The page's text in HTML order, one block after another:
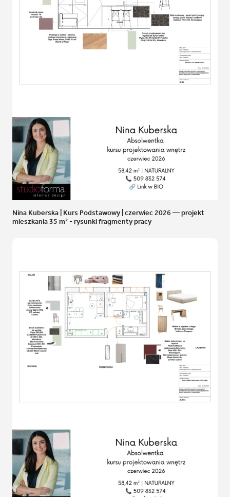
Nina Kuberska | Kurs Podstawowy | czerwiec 2026 — projekt
mieszkania 35 m² - rysunki fragmenty pracy